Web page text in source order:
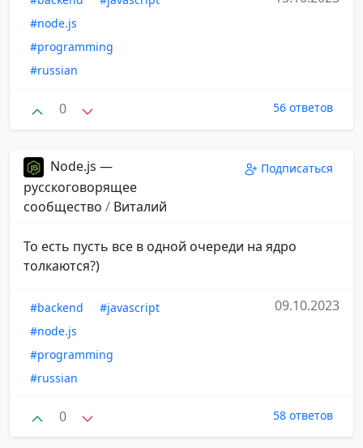
#node.js
#programming
#russian
0 56 ответов
Node.js —
русскоговорящее
сообщество / Виталий
Подписаться
То есть пусть все в одной очереди на ядро
толкаются?)
#backend
#javascript
#node.js
#programming
#russian
09.10.2023
0 58 ответов